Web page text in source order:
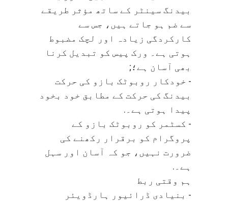
بیدنگ سینٹر کے ساتھ مؤثر طریقے
سے ضم ہو جاتے ہیں، جس سے
کارکردگی زیادہ اور لچک مضبوط
ہوتی ہے۔ ورک پیس کو تبدیل کرنا
بھی آسان ہے؛;
- خودکار روبوٹک بازو کی حرکت
بیدنگ کی حرکت کے مطابق خود بخود
پیدا ہوتی ہے۔.
- کسٹمر کو روبوٹک بازو کے
پروگرام کو برقرار رکھنے کی
ضرورت نہیں، جو کہ آسان اور سہل
ہے۔.
ہم وقتی ربط
- بنیادی ڈرائیور ہارڈویئر